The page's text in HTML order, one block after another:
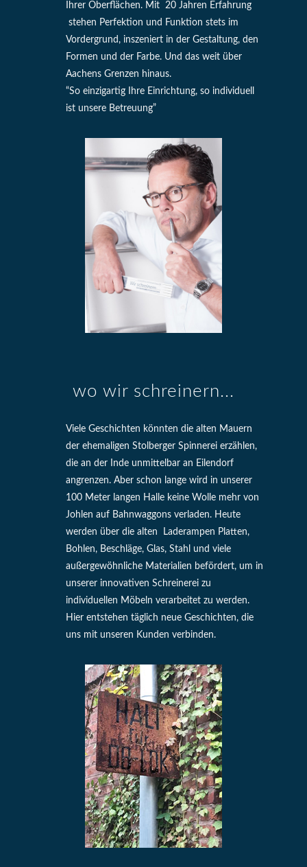
Ihrer Oberflächen. Mit 20 Jahren Erfahrung
stehen Perfektion und Funktion stets im
Vordergrund, inszeniert in der Gestaltung, den
Formen und der Farbe. Und das weit über
Aachens Grenzen hinaus.
“So einzigartig Ihre Einrichtung, so individuell
ist unsere Betreuung”
wo wir schreinern...
Viele Geschichten könnten die alten Mauern
der ehemaligen Stolberger Spinnerei erzählen,
die an der Inde unmittelbar an Eilendorf
angrenzen. Aber schon lange wird in unserer
100 Meter langen Halle keine Wolle mehr von
Johlen auf Bahnwaggons verladen. Heute
werden über die alten Laderampen Platten,
Bohlen, Beschläge, Glas, Stahl und viele
außergewöhnliche Materialien befördert, um in
unserer innovativen Schreinerei zu
individuellen Möbeln verarbeitet zu werden.
Hier entstehen täglich neue Geschichten, die
uns mit unseren Kunden verbinden.